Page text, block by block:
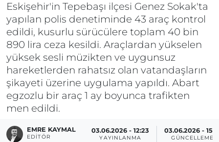
Eskişehir'in Tepebaşı ilçesi Genez Sokak'ta
yapılan polis denetiminde 43 araç kontrol
edildi, kusurlu sürücülere toplam 40 bin
890 lira ceza kesildi. Araçlardan yükselen
yüksek sesli müzikten ve uygunsuz
hareketlerden rahatsız olan vatandaşların
şikayeti üzerine uygulama yapıldı. Abart
egzozlu bir araç 1 ay boyunca trafikten
men edildi.
EMRE KAYMAL
EDITÖR
03.06.2026 - 12:23
YAYINLANMA
03.06.2026 -
GÜNCELLEME